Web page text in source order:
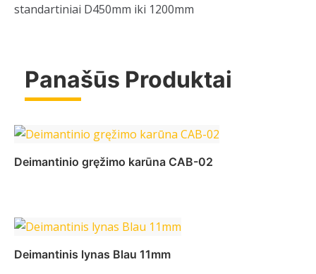
standartiniai D450mm iki 1200mm
Panašūs Produktai
Deimantinio gręžimo karūna CAB-02
Daugiau
Deimantinis lynas Blau 11mm